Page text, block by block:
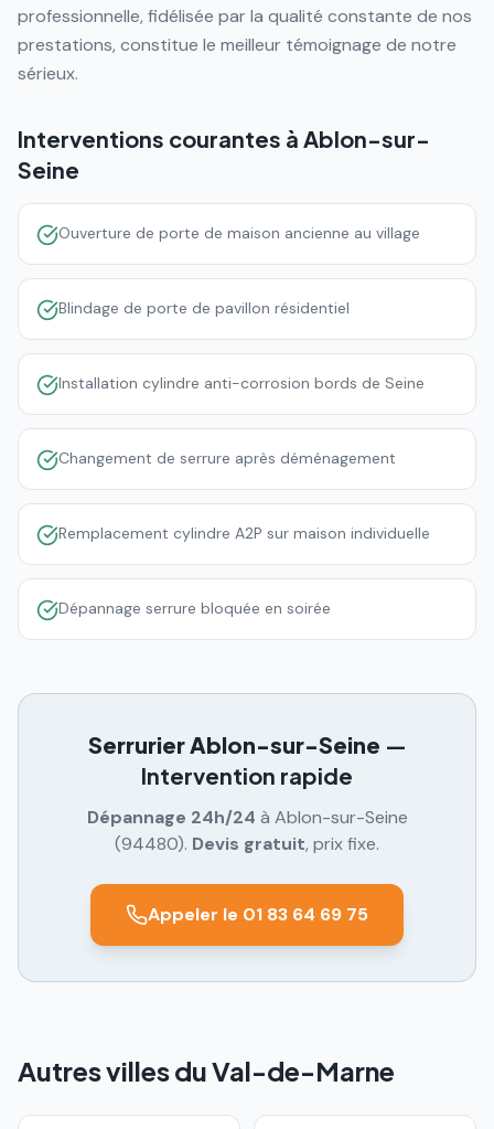
professionnelle, fidélisée par la qualité constante de nos
prestations, constitue le meilleur témoignage de notre
sérieux.
Interventions courantes à Ablon-sur-
Seine
Ouverture de porte de maison ancienne au village
Blindage de porte de pavillon résidentiel
Installation cylindre anti-corrosion bords de Seine
Changement de serrure après déménagement
Remplacement cylindre A2P sur maison individuelle
Dépannage serrure bloquée en soirée
SerrurierAblon-sur-Seine —
Intervention rapide
Dépannage 24h/24 à Ablon-sur-Seine
(94480). Devis gratuit, prix fixe.
Appeler le 01 83 64 69 75
Autres villes du Val-de-Marne